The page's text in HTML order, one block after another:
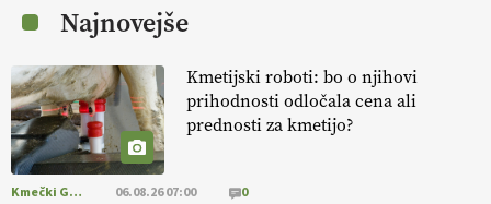
https://t.co/K0USFPJ5fJ @EUAgri #IMCAP #CAP
https://t.co/vcHhoOixHy
14.07.2026
[EKOloško = LOGIČNO ]
Danes ni pomembna le količina hrane,
ampak tudi način njene pridelave
@EUAgri #imcap #cap #blog https://t.co/2sllAmcKwG
Najnovejše
Kmetijski roboti: bo o njihovi
prihodnosti odločala cena ali
prednosti za kmetijo?
Kmečki Glas 06.08.26 07:00 0